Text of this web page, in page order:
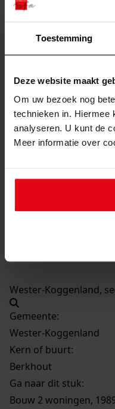
Toestemming
Deze website maakt
Om uw bezoek nog
technieken in. Hiermee
analyseren. U kunt de
Meer informatie over
1989
Beschrijving:
Bouw 2 woningen
Datum vergunning:
20-06-1989
Adres:
Berkhout,
Berkhout,
Berkhout,
Wester-Koggenland,
Gemeente:
Wester-Koggenland
Kern of buurt:
Berkhout
Ga naar dit stuk:
Bouw 2 woningen,